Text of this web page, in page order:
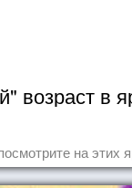
возраст в
на этих